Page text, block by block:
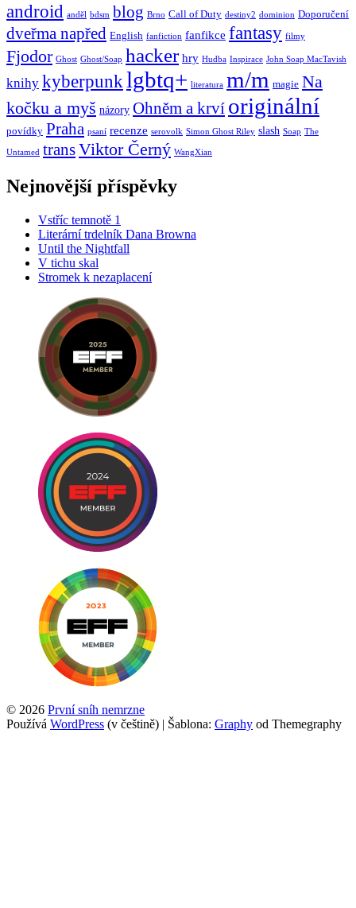
android anděl bdsm blog Brno Call of Duty destiny2 dominion Doporučení
dveřma napřed English fanfiction fanfikce fantasy filmy
Fjodor Ghost Ghost/Soap hacker hry Hudba Inspirace John Soap MacTavish
knihy kyberpunk lgbtq+ literatura m/m magie Na
kočku a myš názory Ohněm a krví originální
povídky Praha psaní recenze serovolk Simon Ghost Riley slash Soap The
Untamed transViktor Černý WangXian
Nejnovější příspěvky
Vstříc temnotě 1
Literární trdelník Dana Browna
Until the Nightfall
V tichu skal
Stromek k nezaplacení
© 2026 První sníh nemrzne
Používá WordPress (v češtině) | Šablona: Graphy od Themegraphy